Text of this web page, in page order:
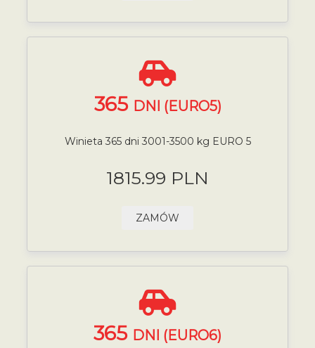
365 DNI (EURO5)
Winieta 365 dni 3001-3500 kg EURO 5
1815.99 PLN
ZAMÓW
365 DNI (EURO6)